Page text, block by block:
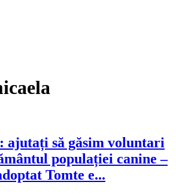
ajutați să găsim voluntari
populației canine –
Tomte e...